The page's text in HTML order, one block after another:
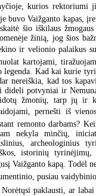
kurios rektoriumi
buvo Vaižganto kapas,
šio iškilaus
žinią, jog šios
ir velionio palaikus
kartojami,
legenda. Kad kai kurie
nereiškia, kad tos
dideli potvyniai ir
žmonių, tarp jų ir
pernešti iš
remonto darbams?
nekyla minčių,
archeologinius
istorinių tyrinėjimų,
Vaižganto kapą.
pusiau
Norėtųsi paklausti, ar